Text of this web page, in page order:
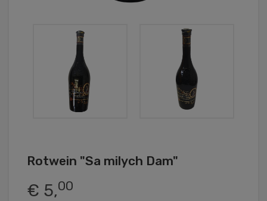
Rotwein "Sa milych Dam"
€ 5,00